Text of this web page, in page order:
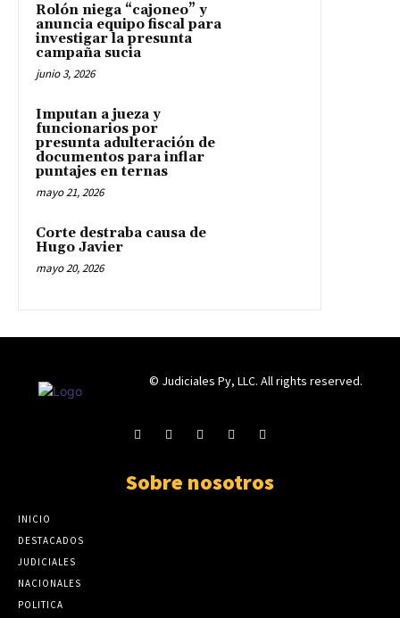
Rolón niega “cajoneo” y
anuncia equipo fiscal para
investigar la presunta
campaña sucia
junio 3, 2026
Imputan a jueza y
funcionarios por
presunta adulteración de
documentos para inflar
puntajes en ternas
mayo 21, 2026
Corte destraba causa de
Hugo Javier
mayo 20, 2026
© Judiciales Py, LLC. All rights reserved.
Sobre nosotros
INICIO
DESTACADOS
JUDICIALES
NACIONALES
POLITICA